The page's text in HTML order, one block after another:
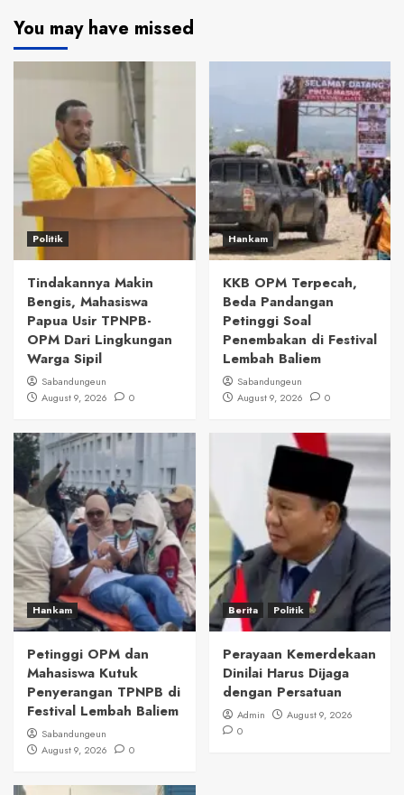
You may have missed
Politik
Tindakannya Makin
Bengis, Mahasiswa
Papua Usir TPNPB-
OPM Dari Lingkungan
Warga Sipil
Sabandungeun
August 9, 2026
0
Hankam
KKB OPM Terpecah,
Beda Pandangan
Petinggi Soal
Penembakan di Festival
Lembah Baliem
Sabandungeun
August 9, 2026
0
Hankam
Petinggi OPM dan
Mahasiswa Kutuk
Penyerangan TPNPB di
Festival Lembah Baliem
Sabandungeun
August 9, 2026
0
Berita Politik
Perayaan Kemerdekaan
Dinilai Harus Dijaga
dengan Persatuan
Admin
August 9, 2026
0